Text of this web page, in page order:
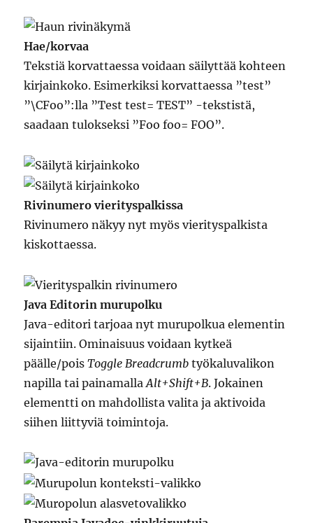
Hae/korvaa
Tekstiä korvattaessa voidaan säilyttää kohteen
kirjainkoko. Esimerkiksi korvattaessa ”test”
”\CFoo”:lla ”Test test= TEST” -tekstistä,
saadaan tulokseksi ”Foo foo= FOO”.
Rivinumero vierityspalkissa
Rivinumero näkyy nyt myös vierityspalkista
kiskottaessa.
Java Editorin murupolku
Java-editori tarjoaa nyt murupolkua elementin
sijaintiin. Ominaisuus voidaan kytkeä
päälle/poisToggle Breadcrumb työkaluvalikon
napilla tai painamallaAlt+Shift+B. Jokainen
elementti on mahdollista valita ja aktivoida
siihen liittyviä toimintoja.